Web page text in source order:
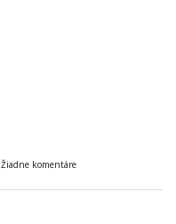
Žiadne komentáre